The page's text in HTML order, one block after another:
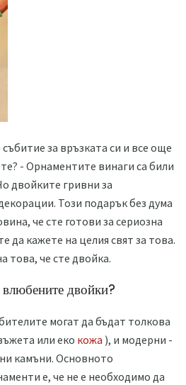
за връзката си и все още
- Орнаментите винаги са били
двойките гривни за
Този подарък без дума
че сте готови за сериозна
да кажете на целия свят за това.
това, че сте двойка.
двойки?
могат да бъдат толкова
или еко кожа ), и модерни -
камъни. Основното
е, че не е необходимо да